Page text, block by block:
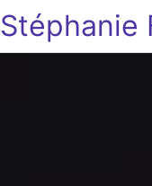
Stéphanie